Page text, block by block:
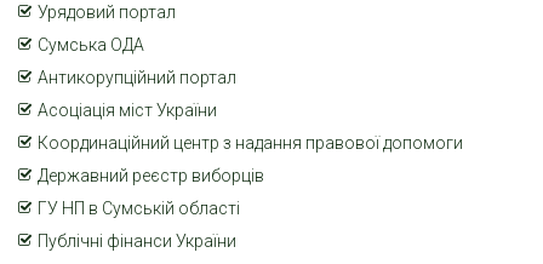
Урядовий портал
Сумська ОДА
Антикорупційний портал
Асоціація міст України
Координаційний центр з надання правової допомоги
Державний реєстр виборців
ГУ НП в Сумській області
Публічні фінанси України